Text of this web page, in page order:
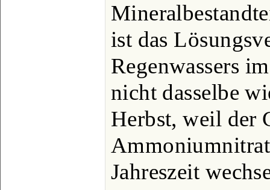
ist das
Regenwassers
nicht dasselbe
Herbst, weil der
Jahreszeit